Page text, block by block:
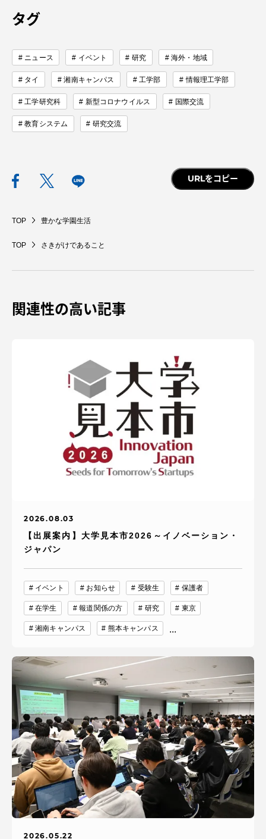
タグ
ニュース イベント 研究 海外・地域
タイ 湘南キャンパス 工学部 情報理工学部
工学研究科 新型コロナウイルス 国際交流
教育システム 研究交流
URLをコピー
TOP 豊かな学園生活
TOP さきがけであること
関連性の高い記事
2026.08.03
【出展案内】大学見本市2026～イノベーション・
ジャパン
イベント お知らせ 受験生 保護者
在学生 報道関係の方 研究 東京
湘南キャンパス 熊本キャンパス ...
2026.05.22